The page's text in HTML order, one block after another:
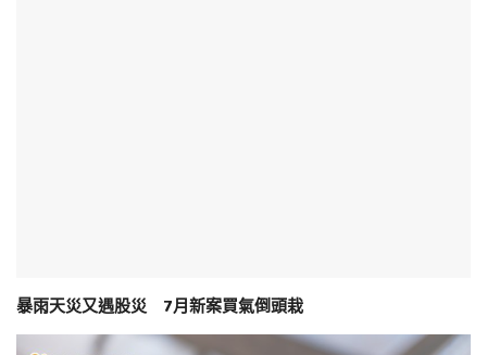
暴雨天災又遇股災 7月新案買氣倒頭栽